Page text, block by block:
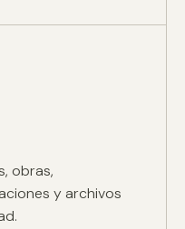
obras,
y archivos